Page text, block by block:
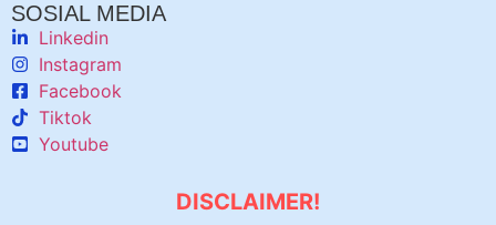
SOSIAL MEDIA
Linkedin
Instagram
Facebook
Tiktok
Youtube
DISCLAIMER!